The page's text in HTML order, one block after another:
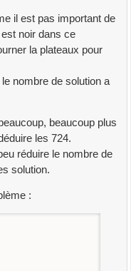
il est pas important de
noir dans ce
la plateaux pour
nombre de solution a
beaucoup plus
les 724.
réduire le nombre de
solution.
: